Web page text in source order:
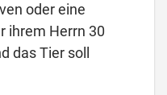
oder eine
ihrem Herrn 30
das Tier soll